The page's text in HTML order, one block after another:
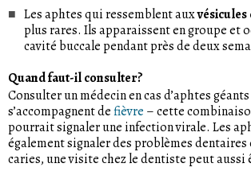
Les aphtes qui ressemblent aux
plus rares. Ils apparaissent en groupe et
cavité buccale pendant près de deux
Quand faut-il consulter?
Consulter un médecin en cas d’aphtes
s’accompagnent defièvre – cette
pourrait signaler une infection virale. Les
également signaler des problèmes dentaires
caries, une visite chez le dentiste peut aussi